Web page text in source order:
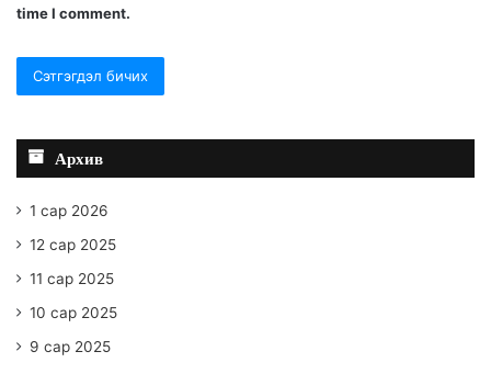
time I comment.
Архив
1 сар 2026
12 сар 2025
11 сар 2025
10 сар 2025
9 сар 2025